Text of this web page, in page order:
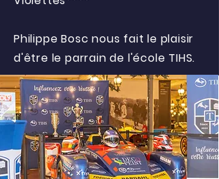
Philippe Bosc nous fait le plaisir
d'être le parrain de l'école TIHS.